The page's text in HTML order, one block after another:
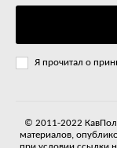
Я прочитал о
© 2011-2022
материалов,